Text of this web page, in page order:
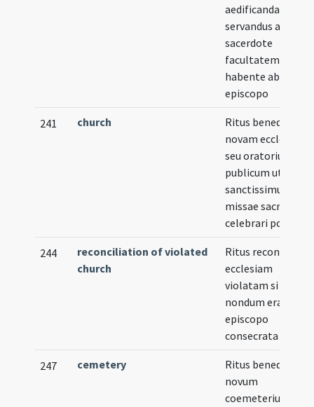
aedificanda
servandus a
sacerdote
facultatem
habente ab
episcopo
241 church
Ritus benedicendi
novam ecclesiam
seu oratorium
publicum ut ibi
sanctissimum
missae sacrificium
celebrari possit
244
reconciliation of violated
church
Ritus reconciliandi
ecclesiam
violatam si
nondum erat ab
episcopo
consecrata
247 cemetery
Ritus benedicendi
novum
coemeterium per